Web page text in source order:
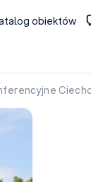
obiektów